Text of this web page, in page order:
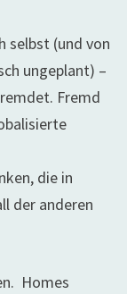
selbst (und von
ungeplant) –
Fremd
die in
der anderen
Homes